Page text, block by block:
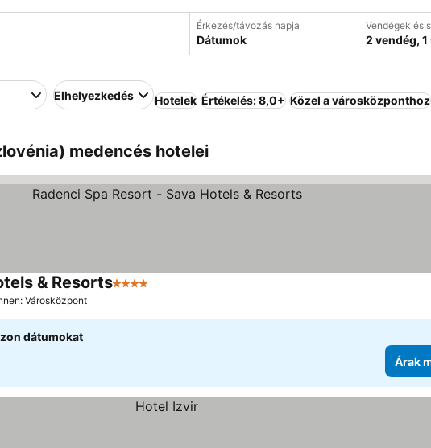
Érkezés/távozás napja
Dátumok
Vendégek és
2 vendég, 1
Elhelyezkedés Hotelek Értékelés: 8,0+ Közel a városközponthoz
medencés hotelei
& Resorts4 Kategória
Városközpont
dátumokat
Árak